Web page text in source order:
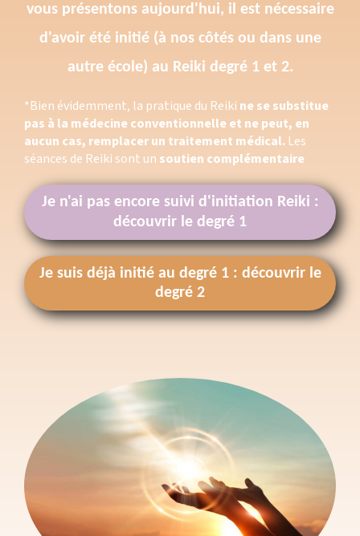
vous présentons aujourd'hui, il est nécessaire
d'avoir été initié (à nos côtés ou dans une
autre école) au Reiki degré 1 et 2.
*Bien évidemment, la pratique du Reiki ne se substitue
pas à la médecine conventionnelle et ne peut, en
aucun cas, remplacer un traitement médical. Les
séances de Reiki sont un soutien complémentaire
Je n'ai pas encore suivi d'initiation Reiki :
découvrir le degré 1
Je suis déjà initié au degré 1 : découvrir le
degré 2